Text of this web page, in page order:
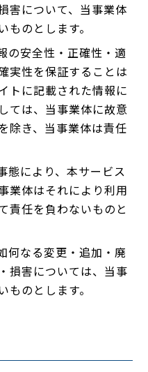
害について、当事業体
のとします。
の安全性・正確性・適
実性を保証することは
トに記載された情報に
ては、当事業体に故意
除き、当事業体は責任
態により、本サービス
業体はそれにより利用
責任を負わないものと
何なる変更・追加・廃
損害については、当事
のとします。